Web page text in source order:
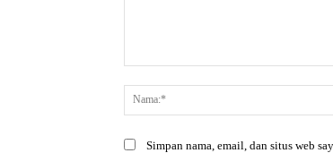
Simpan nama, email, dan situs web